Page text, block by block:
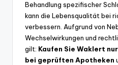
Behandlung spezifischer
kann die Lebensqualität bei
verbessern. Aufgrund von
Wechselwirkungen und
gilt: Kaufen Sie Waklert
bei geprüften Apotheken